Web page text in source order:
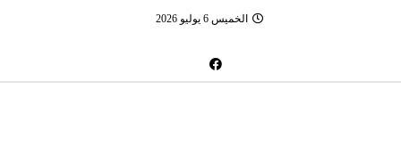
الخميس 6 يوليو 2026